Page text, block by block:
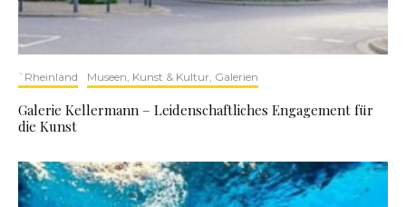
`Rheinland Museen, Kunst & Kultur, Galerien
Galerie Kellermann – Leidenschaftliches Engagement für
die Kunst